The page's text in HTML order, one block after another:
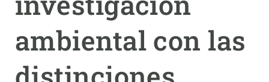
ambiental con las